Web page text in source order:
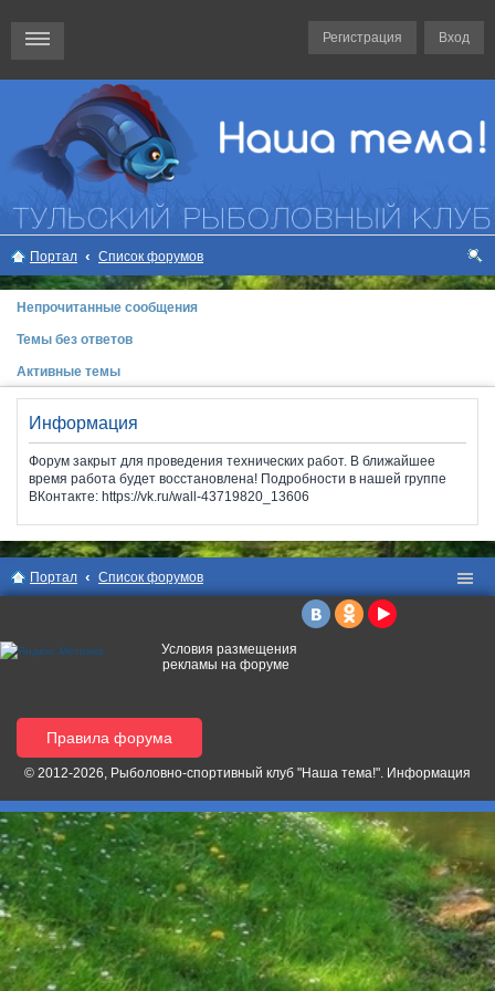
Вход
Регистрация
Портал
Список форумов
ои
Непрочитанные сообщения
Темы без ответов
Активные темы
Информация
Форум закрыт для проведения технических работ. В ближайшее
время работа будет восстановлена! Подробности в нашей группе
ВКонтакте: https://vk.ru/wall-43719820_13606
Портал Список форумов
Условия размещения
рекламы на форуме
Правила форума
© 2012-2026, Рыболовно-спортивный клуб "Наша тема!". Информация